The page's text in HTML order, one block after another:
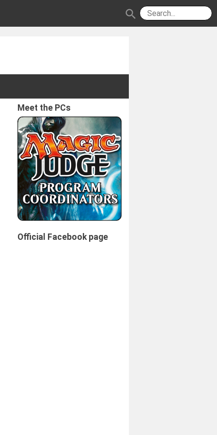
search
Meet the PCs
Official Facebook page